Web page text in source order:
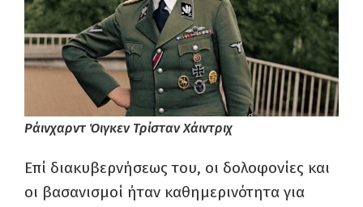
Ράινχαρντ Όιγκεν Τρίσταν Χάιντριχ
Επί διακυβερνήσεως του, οι δολοφονίες και
οι βασανισμοί ήταν καθημερινότητα για